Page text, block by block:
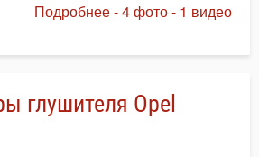
Подробнее - 4 фото - 1 видео
глушителя Opel